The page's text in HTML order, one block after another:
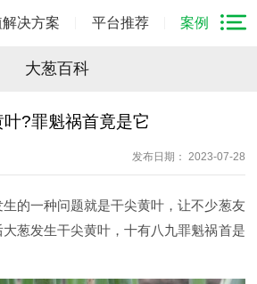
决方案 平台推荐 案例
大葱百科
?罪魁祸首竟是它
发布日期： 2023-07-28
的一种问题就是干尖黄叶，让不少葱友
葱发生干尖黄叶，十有八九罪魁祸首是